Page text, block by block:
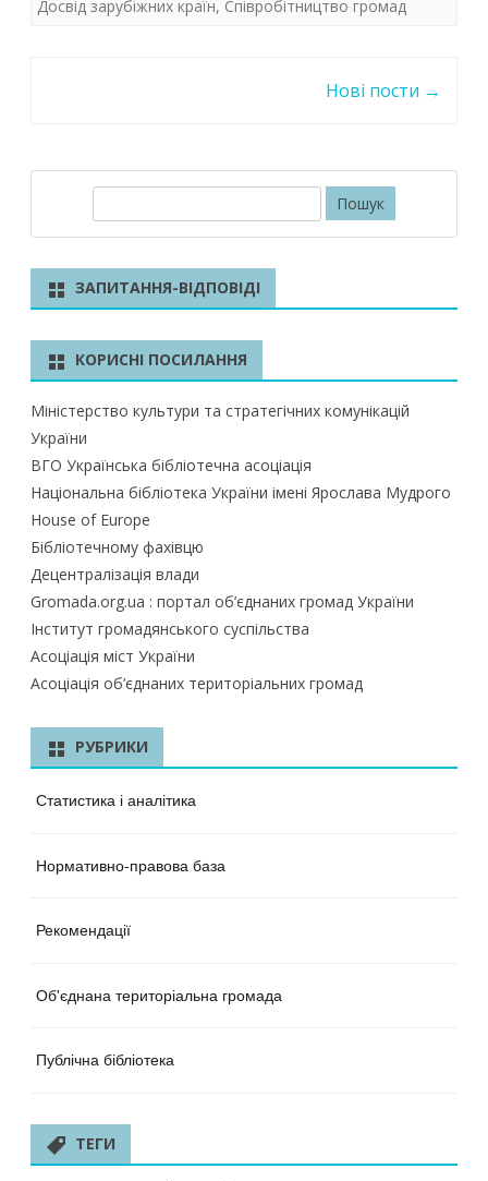
o A dI
Досвід зарубіжних країн, Співробітництво громад
Нові пости →
к
ЗАПИТАННЯ-ВІДПОВІДІ
КОРИСНІ ПОСИЛАННЯ
Міністерство культури та стратегічних комунікацій
України
ВГО Українська бібліотечна асоціація
Національна бібліотека України імені Ярослава Мудрого
House of Europe
Бібліотечному фахівцю
Децентралізація влади
Gromada.org.ua : портал об’єднаних громад України
Інститут громадянського суспільства
Асоціація міст України
Асоціація об’єднаних територіальних громад
РУБРИКИ
Статистика і аналітика
Нормативно-правова база
Рекомендації
Об'єднана територіальна громада
Публічна бібліотека
ТЕГИ